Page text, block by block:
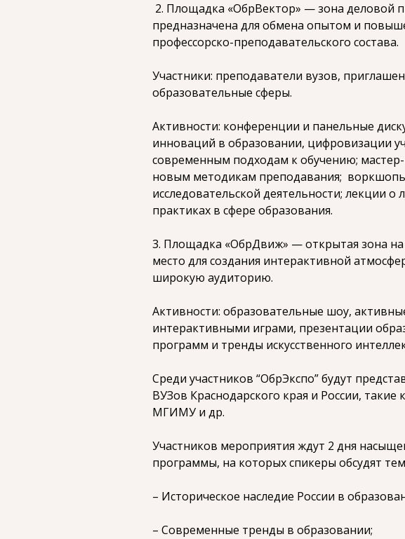
2. Площадка «ОбрВектор» — зона деловой
предназначена для обмена опытом и
профессорско-преподавательского состава.
Участники: преподаватели вузов,
образовательные сферы.
Активности: конференции и панельные
инноваций в образовании, цифровизации
современным подходам к обучению;
новым методикам преподавания;
исследовательской деятельности; лекции
практиках в сфере образования.
3. Площадка «ОбрДвиж» — открытая зона на
место для создания интерактивной
широкую аудиторию.
Активности: образовательные шоу,
интерактивными играми, презентации
программ и тренды искусственного
Среди участников “ОбрЭкспо” будут
ВУЗов Краснодарского края и России,
МГИМУ и др.
Участников мероприятия ждут 2 дня
программы, на которых спикеры обсудят
– Историческое наследие России в
– Современные тренды в образовании;